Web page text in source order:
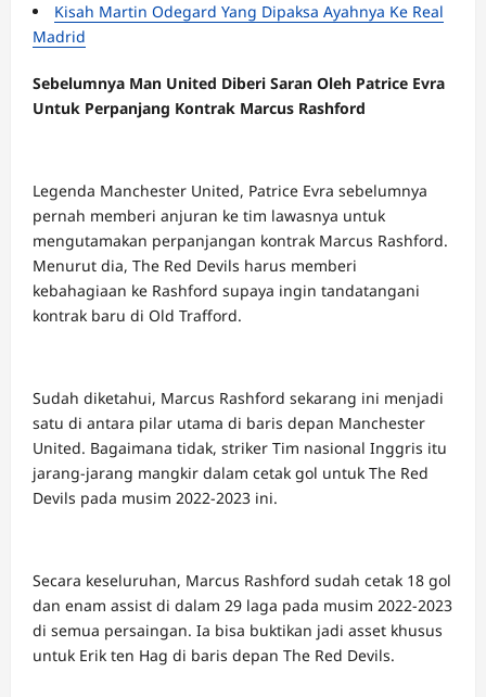
Kisah Martin Odegard Yang Dipaksa Ayahnya Ke Real
Madrid
Sebelumnya Man United Diberi Saran Oleh Patrice Evra
Untuk Perpanjang Kontrak Marcus Rashford
Legenda Manchester United, Patrice Evra sebelumnya
pernah memberi anjuran ke tim lawasnya untuk
mengutamakan perpanjangan kontrak Marcus Rashford.
Menurut dia, The Red Devils harus memberi
kebahagiaan ke Rashford supaya ingin tandatangani
kontrak baru di Old Trafford.
Sudah diketahui, Marcus Rashford sekarang ini menjadi
satu di antara pilar utama di baris depan Manchester
United. Bagaimana tidak, striker Tim nasional Inggris itu
jarang-jarang mangkir dalam cetak gol untuk The Red
Devils pada musim 2022-2023 ini.
Secara keseluruhan, Marcus Rashford sudah cetak 18 gol
dan enam assist di dalam 29 laga pada musim 2022-2023
di semua persaingan. Ia bisa buktikan jadi asset khusus
untuk Erik ten Hag di baris depan The Red Devils.